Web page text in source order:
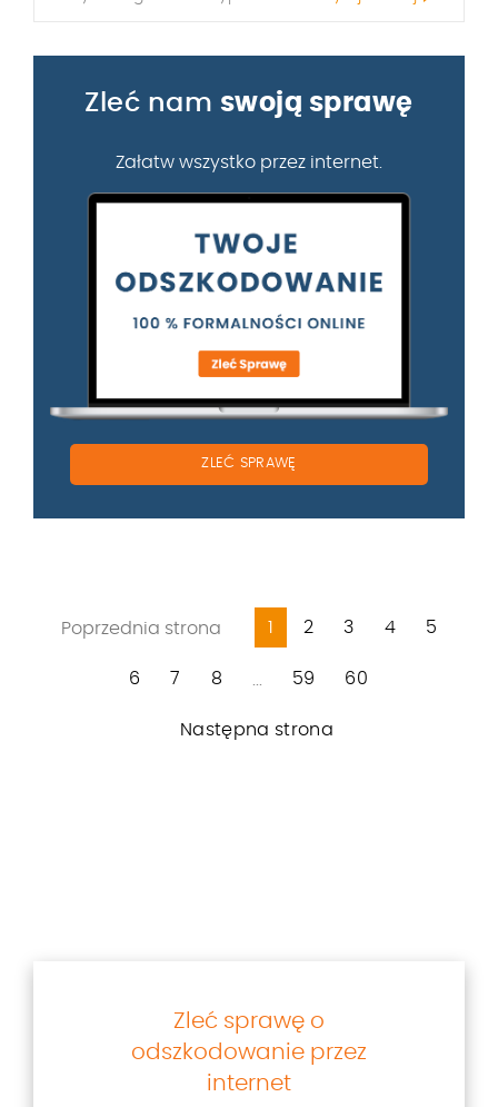
Zleć nam swoją sprawę
Załatw wszystko przez internet.
ZLEĆ SPRAWĘ
Poprzednia strona 1 2 3 4 5
6 7 8 59 60
Następna strona
Zleć sprawę o
odszkodowanie przez
internet